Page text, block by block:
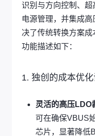
识别与方向控制、
电源管理，并集成
决了传统转换方案
功能描述如下：
1. 独创的成本优
灵活的高压LDO
可在确保VBUS
芯片，显著降低